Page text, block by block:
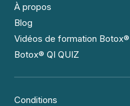
À propos
Blog
Vidéos de formation
Botox® QI QUIZ
Conditions